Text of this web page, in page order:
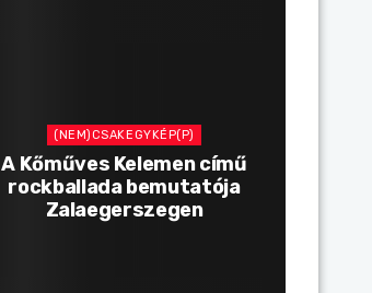
(NEM)CSAKEGYKÉP(P)
A Kőműves Kelemen című
rockballada bemutatója
Zalaegerszegen